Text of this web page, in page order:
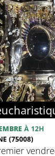
À 12H
(75008)